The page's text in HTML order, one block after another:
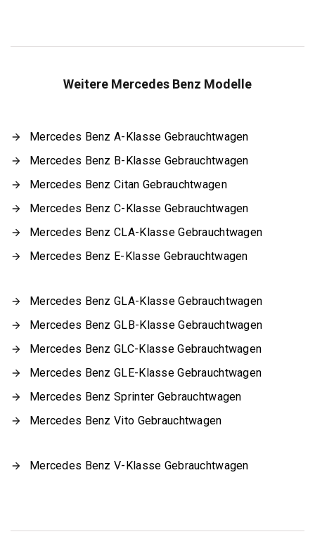
Weitere Mercedes Benz Modelle
Mercedes Benz A-Klasse Gebrauchtwagen
Mercedes Benz B-Klasse Gebrauchtwagen
Mercedes Benz Citan Gebrauchtwagen
Mercedes Benz C-Klasse Gebrauchtwagen
Mercedes Benz CLA-Klasse Gebrauchtwagen
Mercedes Benz E-Klasse Gebrauchtwagen
Mercedes Benz GLA-Klasse Gebrauchtwagen
Mercedes Benz GLB-Klasse Gebrauchtwagen
Mercedes Benz GLC-Klasse Gebrauchtwagen
Mercedes Benz GLE-Klasse Gebrauchtwagen
Mercedes Benz Sprinter Gebrauchtwagen
Mercedes Benz Vito Gebrauchtwagen
Mercedes Benz V-Klasse Gebrauchtwagen